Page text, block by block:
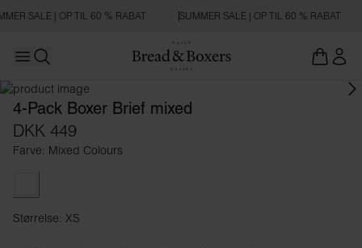
SALE | OP TIL 60 % RABAT SUMMER SALE | OP TIL 60 % RABAT
Open main menu
4-Pack Boxer Brief mixed
DKK 449
Farve: Mixed Colours
Størrelse: XS